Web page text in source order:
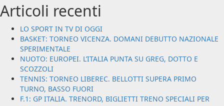
più
su
SABATO
IL
TROFEO
MEZZALAMA
E
GLI
ATLETI
DYNAFIT
Articoli recenti
LO SPORT IN TV DI OGGI
BASKET: TORNEO VICENZA. DOMANI DEBUTTO NAZIONALE
SPERIMENTALE
NUOTO: EUROPEI. L’ITALIA PUNTA SU GREG, DOTTO E
SCOZZOLI
TENNIS: TORNEO LIBEREC. BELLOTTI SUPERA PRIMO
TURNO, BASSO FUORI
F.1: GP ITALIA. TRENORD, BIGLIETTI TRENO SPECIALI PER